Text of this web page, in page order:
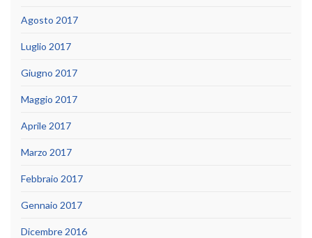
Agosto 2017
Luglio 2017
Giugno 2017
Maggio 2017
Aprile 2017
Marzo 2017
Febbraio 2017
Gennaio 2017
Dicembre 2016